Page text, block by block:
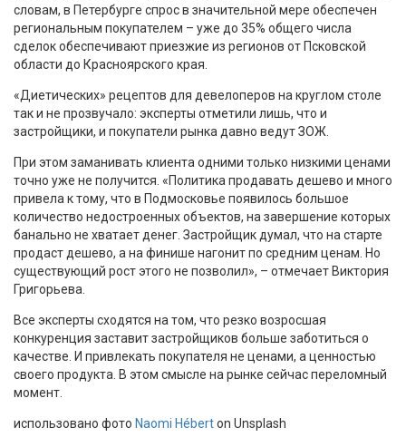
словам, в Петербурге спрос в значительной мере обеспечен
региональным покупателем – уже до 35% общего числа
сделок обеспечивают приезжие из регионов от Псковской
области до Красноярского края.
«Диетических» рецептов для девелоперов на круглом столе
так и не прозвучало: эксперты отметили лишь, что и
застройщики, и покупатели рынка давно ведут ЗОЖ.
При этом заманивать клиента одними только низкими ценами
точно уже не получится. «Политика продавать дешево и много
привела к тому, что в Подмосковье появилось большое
количество недостроенных объектов, на завершение которых
банально не хватает денег. Застройщик думал, что на старте
продаст дешево, а на финише нагонит по средним ценам. Но
существующий рост этого не позволил», – отмечает Виктория
Григорьева.
Все эксперты сходятся на том, что резко возросшая
конкуренция заставит застройщиков больше заботиться о
качестве. И привлекать покупателя не ценами, а ценностью
своего продукта. В этом смысле на рынке сейчас переломный
момент.
использовано фото Naomi Héberton Unsplash